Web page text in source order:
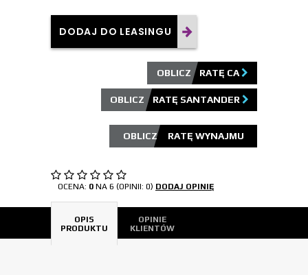
DODAJ DO LEASINGU
OBLICZ RATĘ CA
OBLICZ RATĘ SANTANDER
OCENA: 0 NA 6 (OPINII: 0) DODAJ OPINIĘ
OPIS
PRODUKTU
OPINIE
KLIENTÓW